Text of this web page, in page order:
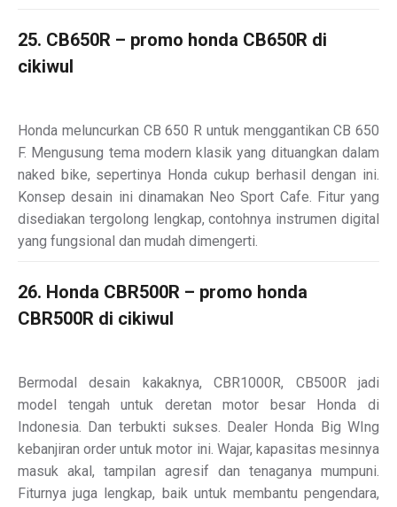
25. CB650R – promo honda CB650R di
cikiwul
Honda meluncurkan CB 650 R untuk menggantikan CB 650
F. Mengusung tema modern klasik yang dituangkan dalam
naked bike, sepertinya Honda cukup berhasil dengan ini.
Konsep desain ini dinamakan Neo Sport Cafe. Fitur yang
disediakan tergolong lengkap, contohnya instrumen digital
yang fungsional dan mudah dimengerti.
26. Honda CBR500R – promo honda
CBR500R di cikiwul
Bermodal desain kakaknya, CBR1000R, CB500R jadi
model tengah untuk deretan motor besar Honda di
Indonesia. Dan terbukti sukses. Dealer Honda Big WIng
kebanjiran order untuk motor ini. Wajar, kapasitas mesinnya
masuk akal, tampilan agresif dan tenaganya mumpuni.
Fiturnya juga lengkap, baik untuk membantu pengendara,